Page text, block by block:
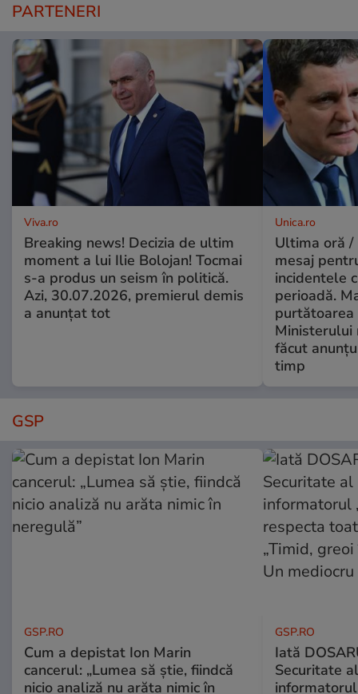
PARTENERI
Viva.ro
Breaking news! Decizia de ultim
moment a lui Ilie Bolojan! Tocmai
s-a produs un seism în politică.
Azi, 30.07.2026, premierul demis
a anunțat tot
Unica.ro
Ultima oră /
mesaj
incidentele
perioadă.
purtătoarea
Ministerului
făcut
timp
GSP
GSP.RO
Cum a depistat Ion Marin
cancerul: „Lumea să știe, fiindcă
nicio analiză nu arăta nimic în
GSP.RO
Iată
Securitate
informatorul